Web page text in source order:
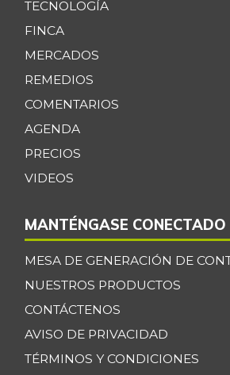
TECNOLOGÍA
FINCA
MERCADOS
REMEDIOS
COMENTARIOS
AGENDA
PRECIOS
VIDEOS
MANTÉNGASE CONECTADO
MESA DE GENERACIÓN DE
NUESTROS PRODUCTOS
CONTÁCTENOS
AVISO DE PRIVACIDAD
TÉRMINOS Y CONDICIONES